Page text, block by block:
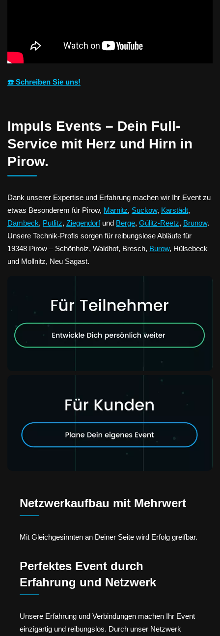
☎️ Schreiben Sie uns!
Impuls Events – Dein Full-
Service mit Herz und Hirn in
Pirow.
Dank unserer Expertise und Erfahrung machen wir Ihr Event zu
etwas Besonderem für Pirow, Marnitz, Suckow, Karstädt,
Dambeck, Putlitz, Ziegendorfund Berge, Gülitz-Reetz, Brunow.
Unsere Technik-Profis sorgen für reibungslose Abläufe für
19348 Pirow – Schönholz, Waldhof, Bresch, Burow, Hülsebeck
und Mollnitz, Neu Sagast.
Netzwerkaufbau mit Mehrwert
Mit Gleichgesinnten an Deiner Seite wird Erfolg greifbar.
Perfektes Event durch
Erfahrung und Netzwerk
Unsere Erfahrung und Verbindungen machen Ihr Event
einzigartig und reibungslos. Durch unser Netzwerk